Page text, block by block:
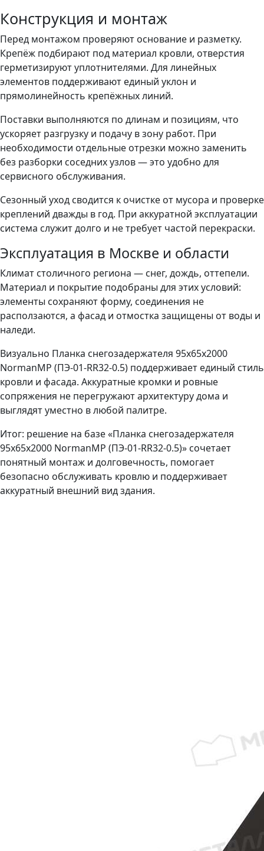
Конструкция и монтаж
Перед монтажом проверяют основание и разметку.
Крепёж подбирают под материал кровли, отверстия
герметизируют уплотнителями. Для линейных
элементов поддерживают единый уклон и
прямолинейность крепёжных линий.
Поставки выполняются по длинам и позициям, что
ускоряет разгрузку и подачу в зону работ. При
необходимости отдельные отрезки можно заменить
без разборки соседних узлов — это удобно для
сервисного обслуживания.
Сезонный уход сводится к очистке от мусора и проверке
креплений дважды в год. При аккуратной эксплуатации
система служит долго и не требует частой перекраски.
Эксплуатация в Москве и области
Климат столичного региона — снег, дождь, оттепели.
Материал и покрытие подобраны для этих условий:
элементы сохраняют форму, соединения не
расползаются, а фасад и отмостка защищены от воды и
наледи.
Визуально Планка снегозадержателя 95х65х2000
NormanMP (ПЭ-01-RR32-0.5) поддерживает единый стиль
кровли и фасада. Аккуратные кромки и ровные
сопряжения не перегружают архитектуру дома и
выглядят уместно в любой палитре.
Итог: решение на базе «Планка снегозадержателя
95х65х2000 NormanMP (ПЭ-01-RR32-0.5)» сочетает
понятный монтаж и долговечность, помогает
безопасно обслуживать кровлю и поддерживает
аккуратный внешний вид здания.